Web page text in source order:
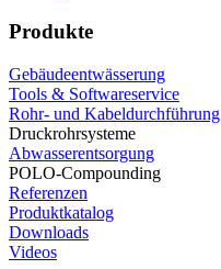
Produkte
Gebäudeentwässerung
Tools & Softwareservice
Rohr- und Kabeldurchführung
Druckrohrsysteme
Abwasserentsorgung
POLO-Compounding
Referenzen
Produktkatalog
Downloads
Videos